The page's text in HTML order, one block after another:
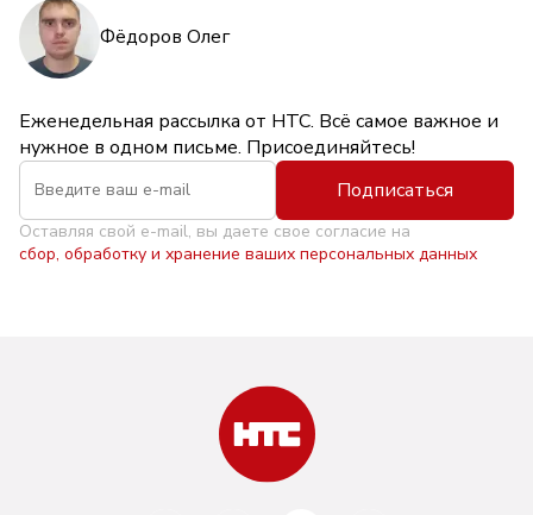
Фёдоров Олег
Еженедельная рассылка от НТС. Всё самое важное и
нужное в одном письме. Присоединяйтесь!
Подписаться
Оставляя свой e-mail, вы даете свое согласие на
сбор, обработку и хранение ваших персональных данных